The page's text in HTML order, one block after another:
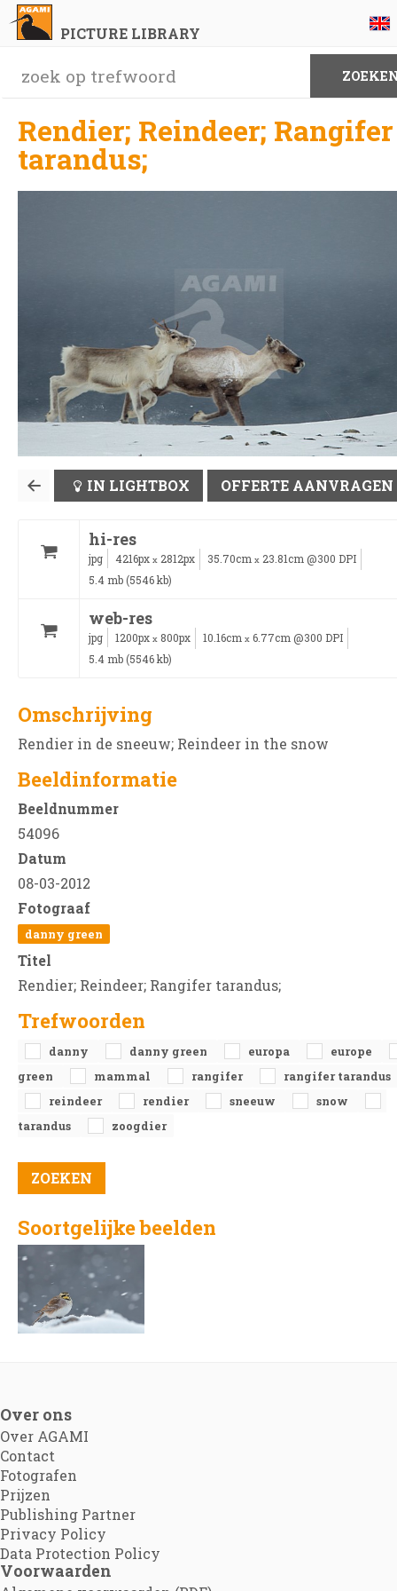
PICTURE LIBRARY
Rendier; Reindeer; Rangifer
tarandus;
IN LIGHTBOX OFFERTE AANVRAGEN
hi-res
jpg 4216px x 2812px 35.70cm x 23.81cm @300 DPI
5.4 mb (5546 kb)
web-res
jpg 1200px x 800px 10.16cm x 6.77cm @300 DPI
5.4 mb (5546 kb)
Omschrijving
Rendier in de sneeuw; Reindeer in the snow
Beeldinformatie
Beeldnummer
54096
Datum
08-03-2012
Fotograaf
danny green
Titel
Rendier; Reindeer; Rangifer tarandus;
Trefwoorden
danny danny green europa
europe
green
mammal rangifer
rangifer tarandus
reindeer
rendier sneeuw
snow
tarandus
zoogdier
Soortgelijke beelden
Over ons
Over AGAMI
Contact
Fotografen
Prijzen
Publishing Partner
Privacy Policy
Data Protection Policy
Voorwaarden